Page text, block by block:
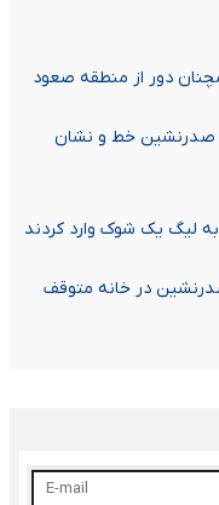
برای صدرنشین خط و نشان
؛ صدرنشین در خانه متوقف